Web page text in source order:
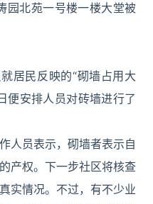
园北苑一号楼一楼大堂被
居民反映的“砌墙占用大
便安排人员对砖墙进行了
人员表示，砌墙者表示自
产权。下一步社区将核查
实情况。不过，有不少业